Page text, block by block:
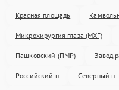
Красная площадь
Микрохирургия глаза (МХГ)
Пашковский (ПМР) Завод
Российский п Северный п.